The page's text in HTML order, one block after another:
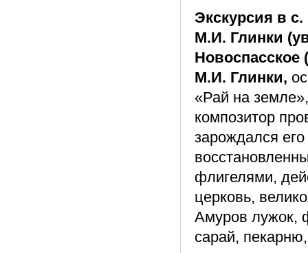
Экскурсия в
М.И. Глинки
Новоспасское
М.И. Глинки,
«Рай на
композитор
зарождался
флигелями,
церковь,
Амуров лужок,
сарай,